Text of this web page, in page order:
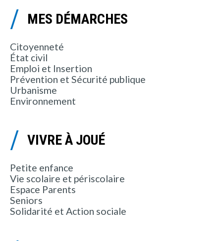
MES DÉMARCHES
Citoyenneté
État civil
Emploi et Insertion
Prévention et Sécurité publique
Urbanisme
Environnement
VIVRE À JOUÉ
Petite enfance
Vie scolaire et périscolaire
Espace Parents
Seniors
Solidarité et Action sociale